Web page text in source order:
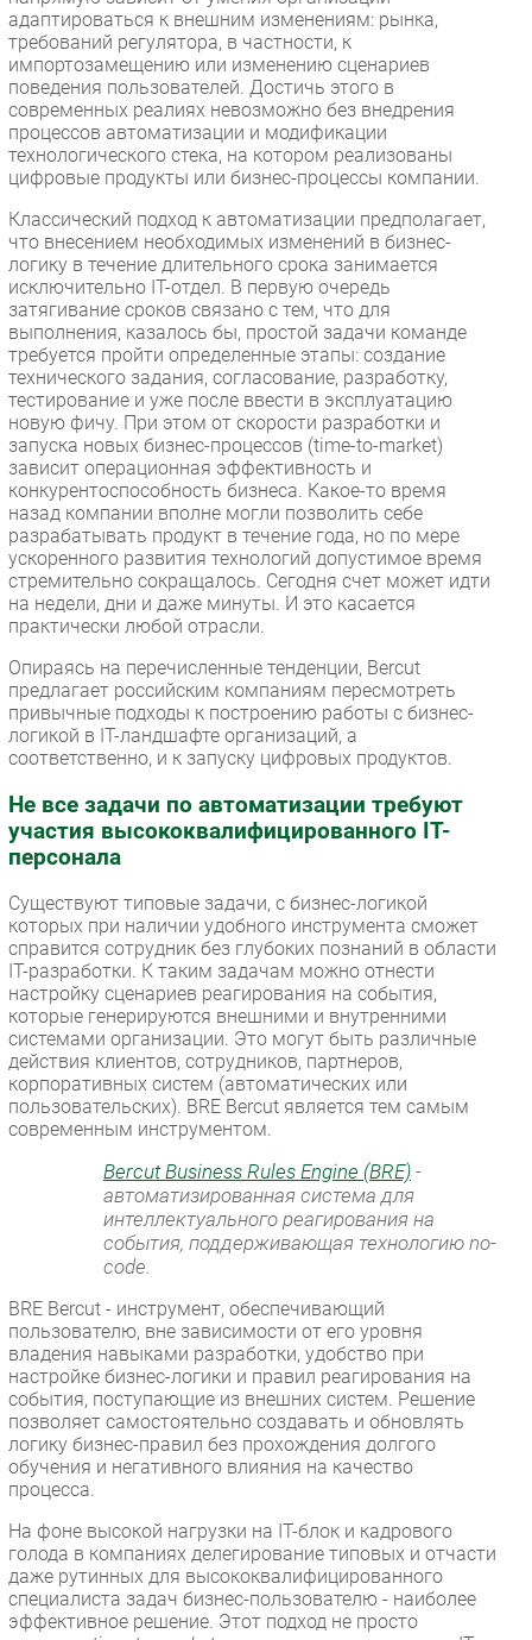
адаптироваться к внешним изменениям: рынка,
требований регулятора, в частности, к
импортозамещению или изменению сценариев
поведения пользователей. Достичь этого в
современных реалиях невозможно без внедрения
процессов автоматизации и модификации
технологического стека, на котором реализованы
цифровые продукты или бизнес-процессы компании.
Классический подход к автоматизации предполагает,
что внесением необходимых изменений в бизнес-
логику в течение длительного срока занимается
исключительно IT-отдел. В первую очередь
затягивание сроков связано с тем, что для
выполнения, казалось бы, простой задачи команде
требуется пройти определенные этапы: создание
технического задания, согласование, разработку,
тестирование и уже после ввести в эксплуатацию
новую фичу. При этом от скорости разработки и
запуска новых бизнес-процессов (time-to-market)
зависит операционная эффективность и
конкурентоспособность бизнеса. Какое-то время
назад компании вполне могли позволить себе
разрабатывать продукт в течение года, но по мере
ускоренного развития технологий допустимое время
стремительно сокращалось. Сегодня счет может идти
на недели, дни и даже минуты. И это касается
практически любой отрасли.
Опираясь на перечисленные тенденции, Bercut
предлагает российским компаниям пересмотреть
привычные подходы к построению работы с бизнес-
логикой в IT-ландшафте организаций, а
соответственно, и к запуску цифровых продуктов.
Не все задачи по автоматизации требуют
участия высококвалифицированного IT-
персонала
Существуют типовые задачи, с бизнес-логикой
которых при наличии удобного инструмента сможет
справится сотрудник без глубоких познаний в области
IT-разработки. К таким задачам можно отнести
настройку сценариев реагирования на события,
которые генерируются внешними и внутренними
системами организации. Это могут быть различные
действия клиентов, сотрудников, партнеров,
корпоративных систем (автоматических или
пользовательских). BRE Bercut является тем самым
современным инструментом.
Bercut Business Rules Engine (BRE) -
автоматизированная система для
интеллектуального реагирования на
события, поддерживающая технологию no-
code.
BRE Bercut - инструмент, обеспечивающий
пользователю, вне зависимости от его уровня
владения навыками разработки, удобство при
настройке бизнес-логики и правил реагирования на
события, поступающие из внешних систем. Решение
позволяет самостоятельно создавать и обновлять
логику бизнес-правил без прохождения долгого
обучения и негативного влияния на качество
процесса.
На фоне высокой нагрузки на IT-блок и кадрового
голода в компаниях делегирование типовых и отчасти
даже рутинных для высококвалифицированного
специалиста задач бизнес-пользователю - наиболее
эффективное решение. Этот подход не просто